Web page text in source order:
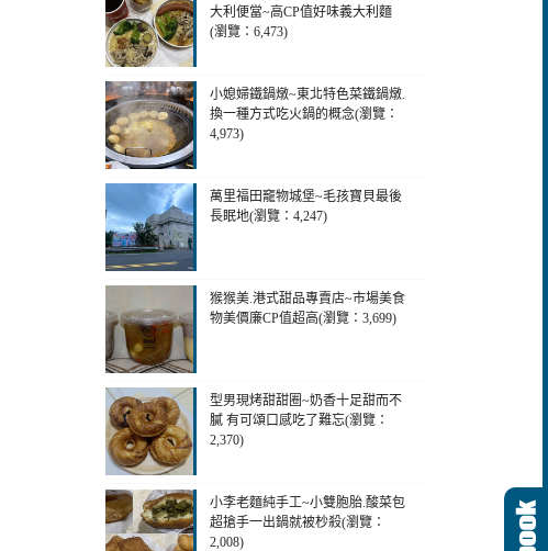
大利便當~高CP值好味義大利麵
(瀏覽：6,473)
小媳婦鐵鍋燉~東北特色菜鐵鍋燉.
換一種方式吃火鍋的概念(瀏覽：
4,973)
萬里福田竉物城堡~毛孩寶貝最後
長眠地(瀏覽：4,247)
猴猴美.港式甜品專賣店~市場美食
物美價廉CP值超高(瀏覽：3,699)
型男現烤甜甜圈~奶香十足甜而不
膩 有可頌口感吃了難忘(瀏覽：
2,370)
小李老麵純手工~小雙胞胎.酸菜包
超搶手一出鍋就被杪殺(瀏覽：
2,008)